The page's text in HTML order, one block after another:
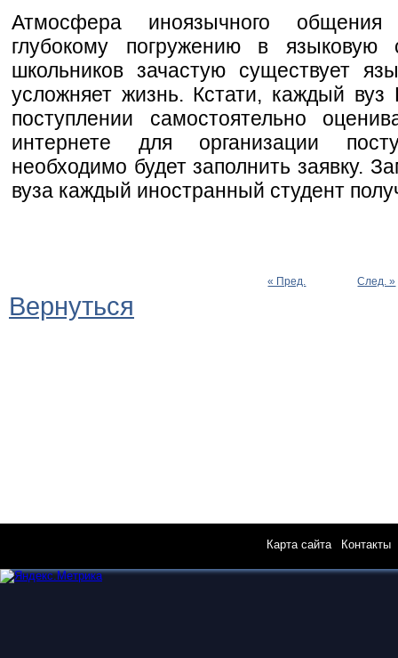
Атмосфера иноязычного общения
глубокому погружению в
школьников зачастую существует
усложняет жизнь. Кстати, каждый вуз
поступлении самостоятельно
интернете для организации
необходимо будет заполнить заявку.
вуза каждый иностранный студент
« Пред. След. »
Вернуться
Карта сайта| Контакты